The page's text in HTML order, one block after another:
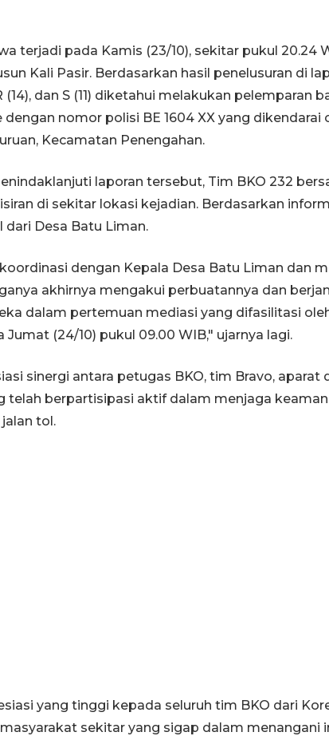
terjadi pada Kamis (23/10), sekitar pukul 20.24
Kali Pasir. Berdasarkan hasil penelusuran di
(14), dan S (11) diketahui melakukan pelemparan
nomor polisi BE 1604 XX yang dikendarai
Kecamatan Penengahan.
laporan tersebut, Tim BKO 232
di sekitar lokasi kejadian. Berdasarkan
Desa Batu Liman.
dengan Kepala Desa Batu Liman dan
akhirnya mengakui perbuatannya dan
dalam pertemuan mediasi yang difasilitasi
(24/10) pukul 09.00 WIB," ujarnya lagi.
sinergi antara petugas BKO, tim Bravo, aparat
telah berpartisipasi aktif dalam menjaga
tol.
yang tinggi kepada seluruh tim BKO dari
sekitar yang sigap dalam menangani